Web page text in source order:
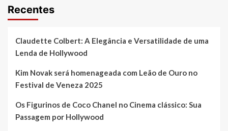
Recentes
Claudette Colbert: A Elegância e Versatilidade de uma
Lenda de Hollywood
Kim Novak será homenageada com Leão de Ouro no
Festival de Veneza 2025
Os Figurinos de Coco Chanel no Cinema clássico: Sua
Passagem por Hollywood